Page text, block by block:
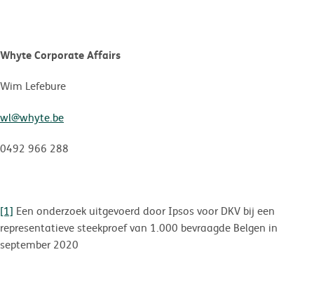
Whyte Corporate Affairs
Wim Lefebure
wl@whyte.be
0492 966 288
[1] Een onderzoek uitgevoerd door Ipsos voor DKV bij een
representatieve steekproef van 1.000 bevraagde Belgen in
september 2020